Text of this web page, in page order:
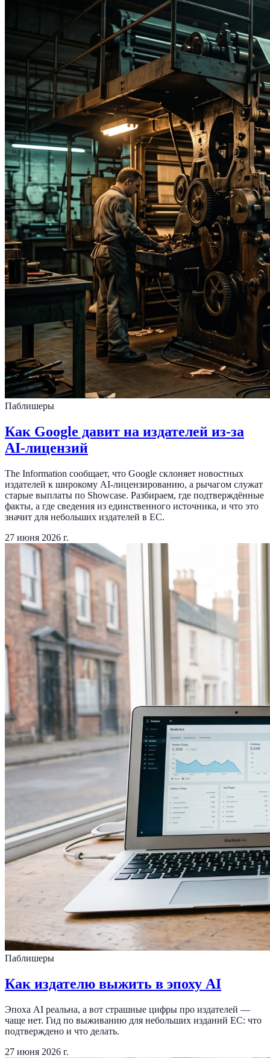
Паблишеры
Как Google давит на издателей из-за
AI-лицензий
The Information сообщает, что Google склоняет новостных
издателей к широкому AI-лицензированию, а рычагом служат
старые выплаты по Showcase. Разбираем, где подтверждённые
факты, а где сведения из единственного источника, и что это
значит для небольших издателей в ЕС.
27 июня 2026 г.
Паблишеры
Как издателю выжить в эпоху AI
Эпоха AI реальна, а вот страшные цифры про издателей —
чаще нет. Гид по выживанию для небольших изданий ЕС: что
подтверждено и что делать.
27 июня 2026 г.